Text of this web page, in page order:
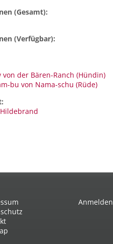
(Gesamt):
(Verfügbar):
von der Bären-Ranch (Hündin)
bu von Nama-schu (Rüde)
Hildebrand
Anmelden